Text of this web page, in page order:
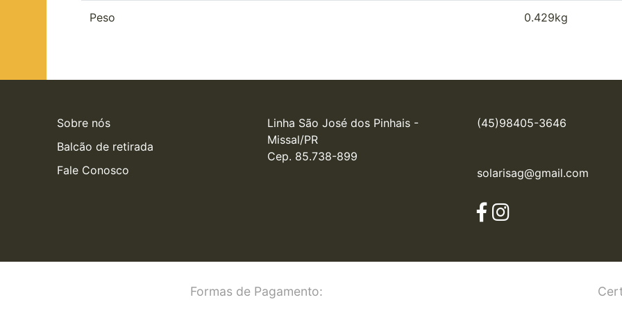
Peso 0.429kg
Sobre nós
Balcão de retirada
Fale Conosco
Linha São José dos Pinhais -
Missal/PR
Cep. 85.738-899
(45)98405-3646
solarisag@gmail.com
Formas de Pagamento: